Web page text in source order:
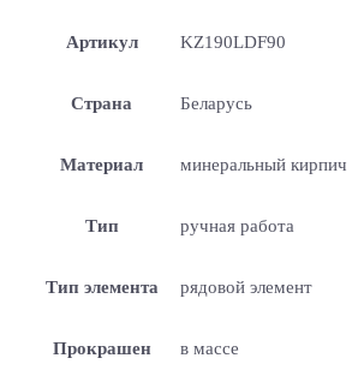
Артикул KZ190LDF90
Страна Беларусь
Материал минеральный кирпич
Тип ручная работа
Тип элемента рядовой элемент
Прокрашен в массе